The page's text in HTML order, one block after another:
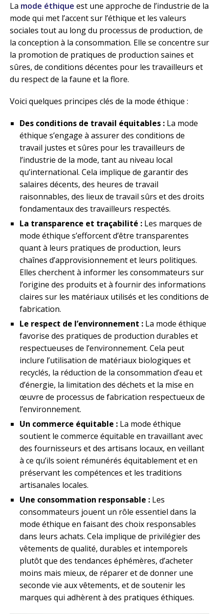
La mode éthique est une approche de l’industrie de la
mode qui met l’accent sur l’éthique et les valeurs
sociales tout au long du processus de production, de
la conception à la consommation. Elle se concentre sur
la promotion de pratiques de production saines et
sûres, de conditions décentes pour les travailleurs et
du respect de la faune et la flore.
Voici quelques principes clés de la mode éthique :
Des conditions de travail équitables : La mode
éthique s’engage à assurer des conditions de
travail justes et sûres pour les travailleurs de
l’industrie de la mode, tant au niveau local
qu’international. Cela implique de garantir des
salaires décents, des heures de travail
raisonnables, des lieux de travail sûrs et des droits
fondamentaux des travailleurs respectés.
La transparence et traçabilité : Les marques de
mode éthique s’efforcent d’être transparentes
quant à leurs pratiques de production, leurs
chaînes d’approvisionnement et leurs politiques.
Elles cherchent à informer les consommateurs sur
l’origine des produits et à fournir des informations
claires sur les matériaux utilisés et les conditions de
fabrication.
Le respect de l’environnement : La mode éthique
favorise des pratiques de production durables et
respectueuses de l’environnement. Cela peut
inclure l’utilisation de matériaux biologiques et
recyclés, la réduction de la consommation d’eau et
d’énergie, la limitation des déchets et la mise en
œuvre de processus de fabrication respectueux de
l’environnement.
Un commerce équitable : La mode éthique
soutient le commerce équitable en travaillant avec
des fournisseurs et des artisans locaux, en veillant
à ce qu’ils soient rémunérés équitablement et en
préservant les compétences et les traditions
artisanales locales.
Une consommation responsable : Les
consommateurs jouent un rôle essentiel dans la
mode éthique en faisant des choix responsables
dans leurs achats. Cela implique de privilégier des
vêtements de qualité, durables et intemporels
plutôt que des tendances éphémères, d’acheter
moins mais mieux, de réparer et de donner une
seconde vie aux vêtements, et de soutenir les
marques qui adhèrent à des pratiques éthiques.